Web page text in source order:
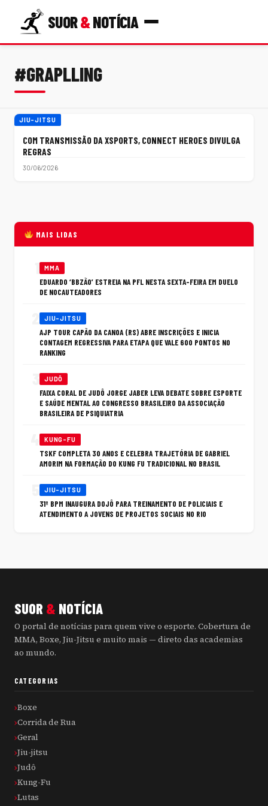
SUOR&NOTÍCIA
#GRAPLLING
JIU-JITSU
COM TRANSMISSÃO DA XSPORTS, CONNECT HEROES DIVULGA
REGRAS
30/06/2026
MAIS LIDAS
MMA
EDUARDO ‘BBZÃO’ ESTREIA NA PFL NESTA SEXTA-FEIRA EM DUELO
DE NOCAUTEADORES
JIU-JITSU
AJP TOUR CAPÃO DA CANOA (RS) ABRE INSCRIÇÕES E INICIA
CONTAGEM REGRESSIVA PARA ETAPA QUE VALE 600 PONTOS NO
RANKING
JUDÔ
FAIXA CORAL DE JUDÔ JORGE JABER LEVA DEBATE SOBRE ESPORTE
E SAÚDE MENTAL AO CONGRESSO BRASILEIRO DA ASSOCIAÇÃO
BRASILEIRA DE PSIQUIATRIA
KUNG-FU
TSKF COMPLETA 30 ANOS E CELEBRA TRAJETÓRIA DE GABRIEL
AMORIM NA FORMAÇÃO DO KUNG FU TRADICIONAL NO BRASIL
JIU-JITSU
31º BPM INAUGURA DOJÔ PARA TREINAMENTO DE POLICIAIS E
ATENDIMENTO A JOVENS DE PROJETOS SOCIAIS NO RIO
SUOR & NOTÍCIA
O portal de notícias para quem vive o esporte. Cobertura de
MMA, Boxe, Jiu-Jitsu e muito mais — direto das academias
ao mundo.
CATEGORIAS
Boxe
Corrida de Rua
Geral
Jiu-jitsu
Judô
Kung-Fu
Lutas